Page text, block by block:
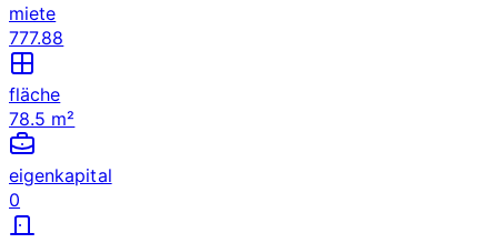
miete
777.88
fläche
78.5 m²
eigenkapital
0